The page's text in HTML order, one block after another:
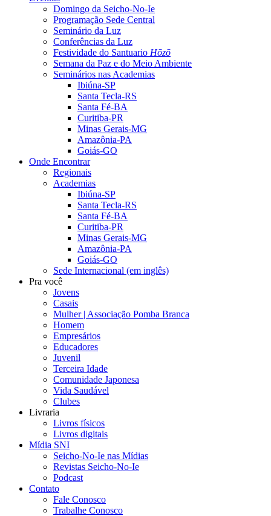
Domingo da Seicho-No-Ie
Programação Sede Central
Seminário da Luz
Conferências da Luz
Festividade do Santuario Hōzō
Semana da Paz e do Meio Ambiente
Seminários nas Academias
Ibiúna-SP
Santa Tecla-RS
Santa Fé-BA
Curitiba-PR
Minas Gerais-MG
Amazônia-PA
Goiás-GO
Onde Encontrar
Regionais
Academias
Ibiúna-SP
Santa Tecla-RS
Santa Fé-BA
Curitiba-PR
Minas Gerais-MG
Amazônia-PA
Goiás-GO
Sede Internacional (em inglês)
Pra você
Jovens
Casais
Mulher | Associação Pomba Branca
Homem
Empresários
Educadores
Juvenil
Terceira Idade
Comunidade Japonesa
Vida Saudável
Clubes
Livraria
Livros físicos
Livros digitais
Mídia SNI
Seicho-No-Ie nas Mídias
Revistas Seicho-No-Ie
Podcast
Contato
Fale Conosco
Trabalhe Conosco